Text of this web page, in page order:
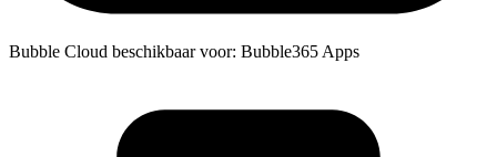
Bubble Cloud beschikbaar voor: Bubble365 Apps